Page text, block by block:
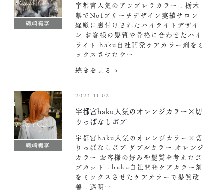
磯崎範享
宇都宮人気のアンブレラカラー . 栃木
県でNo1ブリーチデザイン実績サロン
経験に裏付けされたハイライトデザイ
ン お客様の髪質や骨格に合わせたハイ
ライト haku自社開発ケアカラー剤をミ
ックスさせたケ…
続きを見る >
磯崎範享
2024-11-02
宇都宮haku人気のオレンジカラー×切
りっぱなしボブ
宇都宮haku人気のオレンジカラー×切
りっぱなしボブ ダブルカラー オレンジ
カラー お客様の好みや髪質を考えたボ
ブカット . haku自社開発ケアカラー剤
をミックスさせたケアカラーで髪質改
善 . 透明…